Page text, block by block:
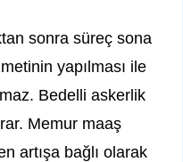
sonra süreç sona
yapılması ile
Bedelli askerlik
Memur maaş
artışa bağlı olarak